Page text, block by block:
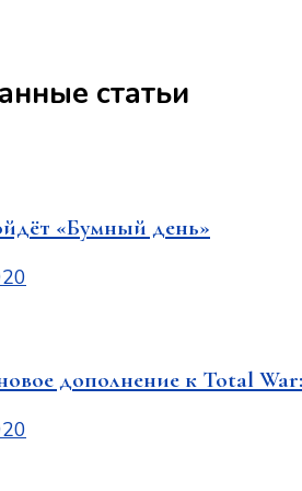
статьи
«Бумный день»
дополнение к Total